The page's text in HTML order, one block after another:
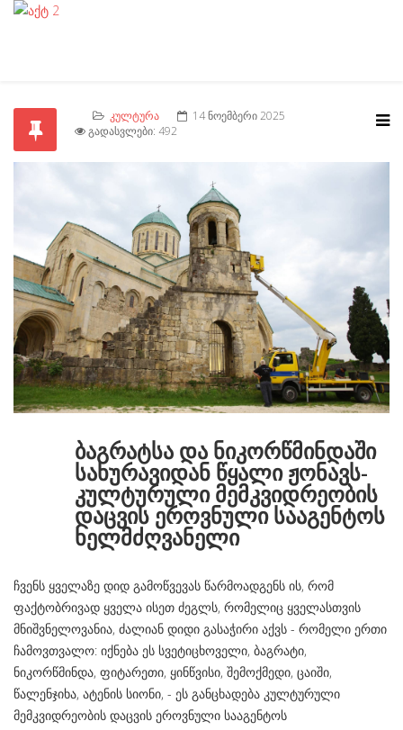
ᲙᲣᲚᲢᲣᲠᲐ
14 ᲜᲝᲔᲛᲑᲔᲠᲘ 2025
ᲒᲐᲓᲐᲡᲕᲚᲔᲑᲘ: 492
ბაგრატსა და ნიკორწმინდაში
სახურავიდან წყალი ჟონავს-
კულტურული მემკვიდრეობის
დაცვის ეროვნული სააგენტოს
ხელმძღვანელი
ჩვენს ყველაზე დიდ გამოწვევას წარმოადგენს ის, რომ
ფაქტობრივად ყველა ისეთ ძეგლს, რომელიც ყველასთვის
მნიშვნელოვანია, ძალიან დიდი გასაჭირი აქვს - რომელი ერთი
ჩამოვთვალო: იქნება ეს სვეტიცხოველი, ბაგრატი,
ნიკორწმინდა, ფიტარეთი, ყინწვისი, შემოქმედი, ცაიში,
წალენჯიხა, ატენის სიონი, - ეს განცხადება კულტურული
მემკვიდრეობის დაცვის ეროვნული სააგენტოს